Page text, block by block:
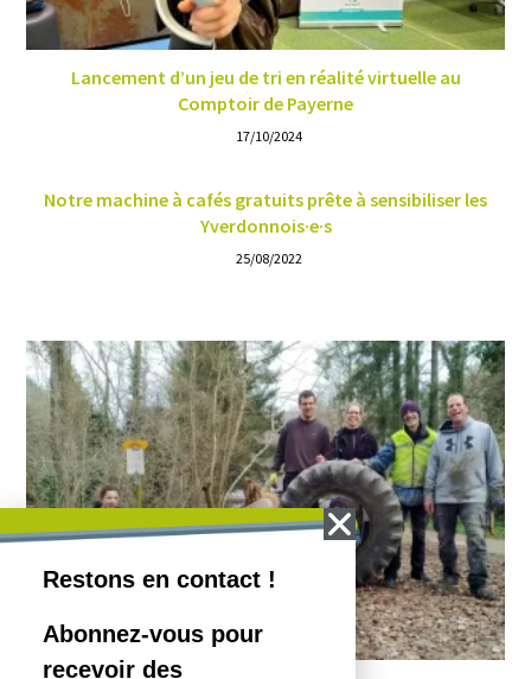
Lancement d’un jeu de tri en réalité virtuelle au
Comptoir de Payerne
17/10/2024
Notre machine à cafés gratuits prête à sensibiliser les
Yverdonnois·e·s
25/08/2022